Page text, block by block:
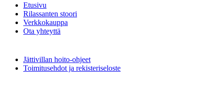
Etusivu
Rilassanten stoori
Verkkokauppa
Ota yhteyttä
Jättivillan hoito-ohjeet
Toimitusehdot ja rekisteriseloste